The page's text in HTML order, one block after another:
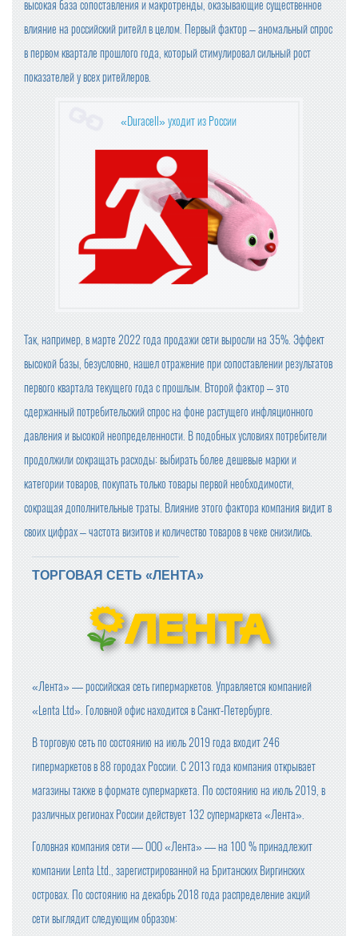
ИДЕЯ ПРЕДЕЛЬНЫХ ЦЕН НА ПРОДУКТЫ НЕ ОДОБРЕН
А ВЛАСТЯМИ
БАЗОВЫЕ ПРОДУКТЫ В ТОРГОВЫХ СЕТЯХ ПОДЕШЕВЕ
ЛИ В СЕНТЯБРЕ НА 1,2%
ЦЕНЫ НА ПРОДУКТЫ В КРУПНЕЙШИХ ТОРГОВЫХ СЕТ
ЯХ ПРОВЕРИТ ФАС
ПРОВОДИТЬ ВНЕЗАПНЫЕ ПРОВЕРКИ ОБЩЕПИТА И ПР
ОДАВЦОВ БУДЕТ РОСПОТРЕБНАДЗОР
КОМПАНИЯ «ЯНДЕКС МАРКЕТ» ЗАРЕГИСТРИРОВАЛА
НОВЫЙ ТОРГОВЫЙ ЗНАК
А
высокая база сопоставления и макротренды, оказывающие существенное
влияние на российский ритейл в целом. Первый фактор – аномальный спрос
в первом квартале прошлого года, который стимулировал сильный рост
показателей у всех ритейлеров.
«Duracell» уходит из России
Так, например, в марте 2022 года продажи сети выросли на 35%. Эффект
высокой базы, безусловно, нашел отражение при сопоставлении результатов
первого квартала текущего года с прошлым. Второй фактор – это
сдержанный потребительский спрос на фоне растущего инфляционного
давления и высокой неопределенности. В подобных условиях потребители
продолжили сокращать расходы: выбирать более дешевые марки и
категории товаров, покупать только товары первой необходимости,
сокращая дополнительные траты. Влияние этого фактора компания видит в
своих цифрах – частота визитов и количество товаров в чеке снизились.
ТОРГОВАЯ СЕТЬ «ЛЕНТА»
«Лента» — российская сеть гипермаркетов. Управляется компанией
«Lenta Ltd». Головной офис находится в Санкт-Петербурге.
В торговую сеть по состоянию на июль 2019 года входит 246
гипермаркетов в 88 городах России. С 2013 года компания открывает
магазины также в формате супермаркета. По состоянию на июль 2019, в
различных регионах России действует 132 супермаркета «Лента».
Головная компания сети — ООО «Лента» — на 100 % принадлежит
компании Lenta Ltd., зарегистрированной на Британских Виргинских
островах. По состоянию на декабрь 2018 года распределение акций
сети выглядит следующим образом: